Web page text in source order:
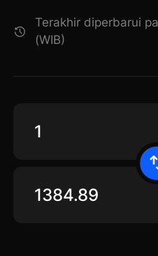
Terakhir diperbarui
(WIB)